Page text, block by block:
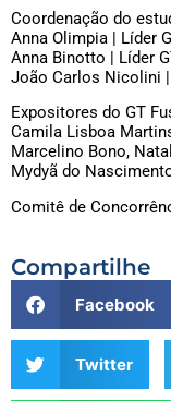
Coordenação do
Anna Olimpia | Líder
Anna Binotto | Líder
João Carlos Nicolini
Expositores do GT
Camila Lisboa
Marcelino Bono,
Mydyã do
Comitê de
Compartilhe
Facebook
Twitter